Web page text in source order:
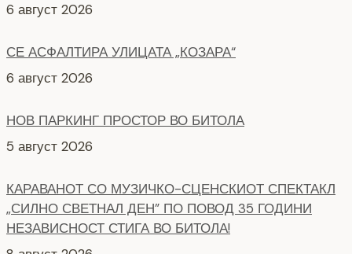
6 август 2026
СЕ АСФАЛТИРА УЛИЦАТА „КОЗАРА“
6 август 2026
НОВ ПАРКИНГ ПРОСТОР ВО БИТОЛА
5 август 2026
КАРАВАНОТ СО МУЗИЧКО-СЦЕНСКИОТ СПЕКТАКЛ
„СИЛНО СВЕТНАЛ ДЕН” ПО ПОВОД 35 ГОДИНИ
НЕЗАВИСНОСТ СТИГА ВО БИТОЛА!